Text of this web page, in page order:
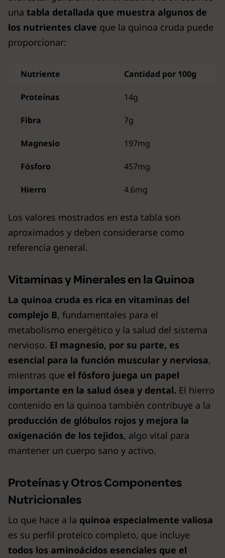
una tabla detallada que muestra algunos de
los nutrientes clave que la quinoa cruda puede
proporcionar:
Nutriente Cantidad por 100g
Proteínas 14g
Fibra 7g
Magnesio 197mg
Fósforo 457mg
Hierro 4.6mg
Los valores mostrados en esta tabla son
aproximados y deben considerarse como
referencia general.
Vitaminas y Minerales en la Quinoa
La quinoa cruda es rica en vitaminas del
complejo B, fundamentales para el
metabolismo energético y la salud del sistema
nervioso. El magnesio, por su parte, es
esencial para la función muscular y nerviosa,
mientras que el fósforo juega un papel
importante en la salud ósea y dental. El hierro
contenido en la quinoa también contribuye a la
producción de glóbulos rojos y mejora la
oxigenación de los tejidos, algo vital para
mantener un cuerpo sano y activo.
Proteínas y Otros Componentes
Nutricionales
Lo que hace a la quinoa especialmente valiosa
es su perfil proteico completo, que incluye
todos los aminoácidos esenciales que el